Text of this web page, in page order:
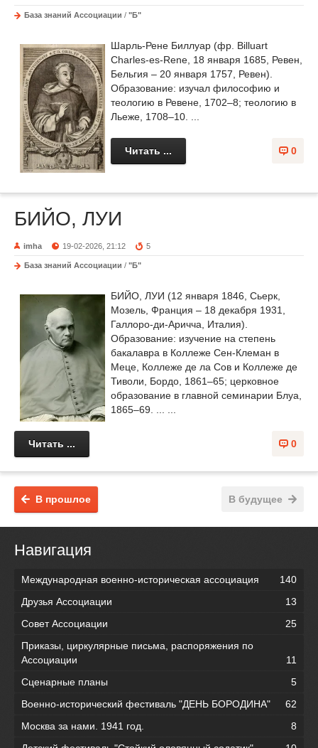
База знаний Ассоциации / "Б"
Шарль-Рене Биллуар (фр. Billuart
Charles-es-Rene, 18 января 1685, Ревен,
Бельгия – 20 января 1757, Ревен).
Образование: изучал философию и
теологию в Ревене, 1702–8; теологию в
Льеже, 1708–10. ...
0
Читать ...
БИЙО, ЛУИ
imha 19-02-2026, 21:12 5
База знаний Ассоциации / "Б"
БИЙО, ЛУИ (12 января 1846, Сьерк,
Мозель, Франция – 18 декабря 1931,
Галлоро-ди-Аричча, Италия).
Образование: изучение на степень
бакалавра в Коллеже Сен-Клеман в
Меце, Коллеже де ла Сов и Коллеже де
Тиволи, Бордо, 1861–65; церковное
образование в главной семинарии Блуа,
1865–69. ... ...
0
Читать ...
В будущее
В прошлое
Навигация
Международная военно-историческая ассоциация
140
Друзья Ассоциации
13
Совет Ассоциации
25
Приказы, циркулярные письма, распоряжения по
Ассоциации
11
Сценарные планы
5
Военно-исторический фестиваль "ДЕНЬ БОРОДИНА"
62
Москва за нами. 1941 год.
8